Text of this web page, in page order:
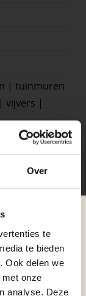
Over
te
te bieden
Ook delen we
onze
analyse. Deze
| tuinmuren
vijvers |
de
tijdens